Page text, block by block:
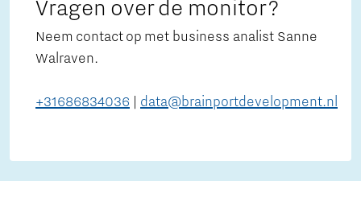
Vragen over de monitor?
Neem contact op met business analist Sanne
Walraven.
+31686834036 data@brainportdevelopment.nl